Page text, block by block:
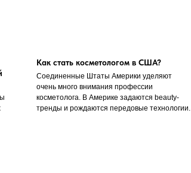
Как стать косметологом в США?
Соединенные Штаты Америки уделяют
очень много внимания профессии
косметолога. В Америке задаются beauty-
тренды и рождаются передовые технологии.